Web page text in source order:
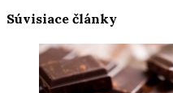
Súvisiace články